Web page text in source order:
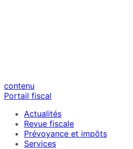
contenu
Portail fiscal
Actualités
Revue fiscale
Prévoyance et impôts
Services